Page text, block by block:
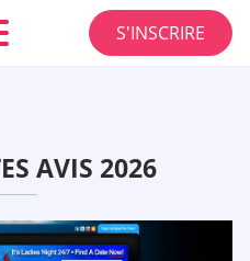
S'INSCRIRE
AVIS 2026